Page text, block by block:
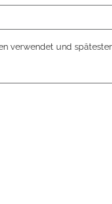
verwendet und